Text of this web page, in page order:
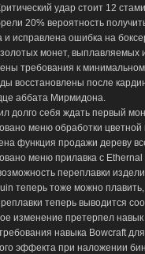
удар стоит 12
20% вероятность
исправлена ошибка на
монет,
требования к
восстановлены после
аббата Мирмидона.
долго себя ждать первый
меню обработки
функция продажи дереву
меню прилавка с
переплавки
теперь тоже можно
теперь выводится
изменение претерпел навык
навыка Bowcraft
эффекта при наложении